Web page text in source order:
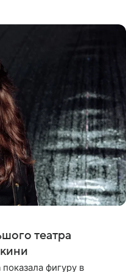
театра
фигуру в